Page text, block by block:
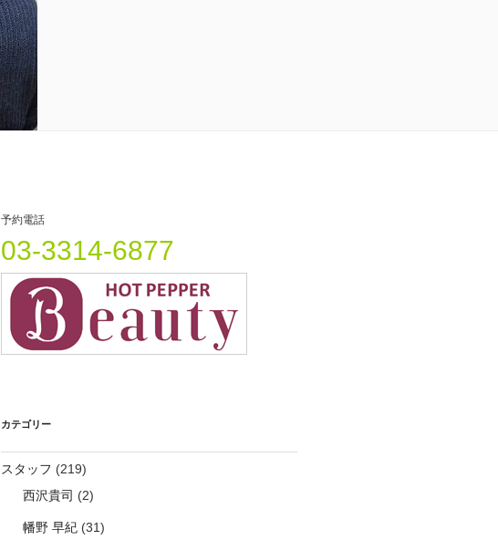
予約電話
03-3314-6877
カテゴリー
スタッフ (219)
西沢貴司 (2)
幡野 早紀(31)